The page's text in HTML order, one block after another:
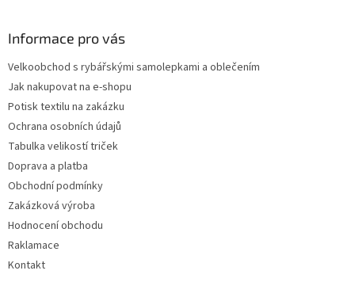
Informace pro vás
Velkoobchod s rybářskými samolepkami a oblečením
Jak nakupovat na e-shopu
Potisk textilu na zakázku
Ochrana osobních údajů
Tabulka velikostí triček
Doprava a platba
Obchodní podmínky
Zakázková výroba
Hodnocení obchodu
Raklamace
Kontakt